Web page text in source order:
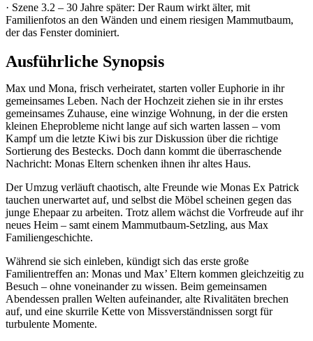
· Szene 3.2 – 30 Jahre später: Der Raum wirkt älter, mit
Familienfotos an den Wänden und einem riesigen Mammutbaum,
der das Fenster dominiert.
Ausführliche Synopsis
Max und Mona, frisch verheiratet, starten voller Euphorie in ihr
gemeinsames Leben. Nach der Hochzeit ziehen sie in ihr erstes
gemeinsames Zuhause, eine winzige Wohnung, in der die ersten
kleinen Eheprobleme nicht lange auf sich warten lassen – vom
Kampf um die letzte Kiwi bis zur Diskussion über die richtige
Sortierung des Bestecks. Doch dann kommt die überraschende
Nachricht: Monas Eltern schenken ihnen ihr altes Haus.
Der Umzug verläuft chaotisch, alte Freunde wie Monas Ex Patrick
tauchen unerwartet auf, und selbst die Möbel scheinen gegen das
junge Ehepaar zu arbeiten. Trotz allem wächst die Vorfreude auf ihr
neues Heim – samt einem Mammutbaum-Setzling, aus Max
Familiengeschichte.
Während sie sich einleben, kündigt sich das erste große
Familientreffen an: Monas und Max’ Eltern kommen gleichzeitig zu
Besuch – ohne voneinander zu wissen. Beim gemeinsamen
Abendessen prallen Welten aufeinander, alte Rivalitäten brechen
auf, und eine skurrile Kette von Missverständnissen sorgt für
turbulente Momente.